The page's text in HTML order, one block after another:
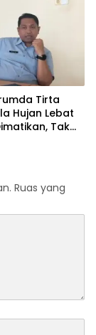
Tirta
Hujan Lebat
Tak
Ruas yang